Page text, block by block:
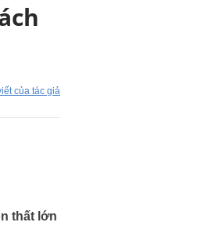
của tác giả
thất lớn